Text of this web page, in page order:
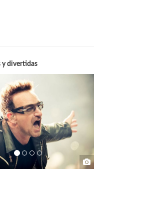
y divertidas